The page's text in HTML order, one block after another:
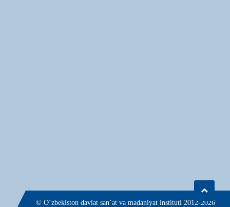
© О‘zbekiston davlat san’at va madaniyat instituti 2012-2026